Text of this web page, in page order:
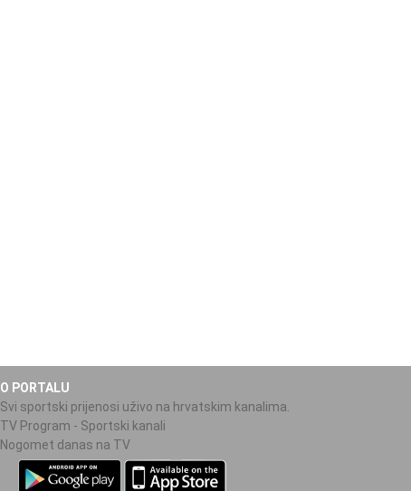
O PORTALU
Svi sportski prijenosi uživo na hrvatskim kanalima.
TV Program - Sportski kanali
Nogomet danas na TV